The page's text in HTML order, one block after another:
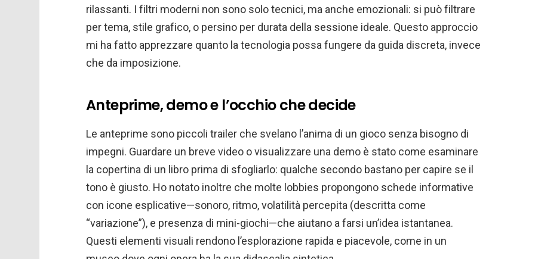
rilassanti. I filtri moderni non sono solo tecnici, ma anche emozionali: si può filtrare
per tema, stile grafico, o persino per durata della sessione ideale. Questo approccio
mi ha fatto apprezzare quanto la tecnologia possa fungere da guida discreta, invece
che da imposizione.
Anteprime, demo e l’occhio che decide
Le anteprime sono piccoli trailer che svelano l’anima di un gioco senza bisogno di
impegni. Guardare un breve video o visualizzare una demo è stato come esaminare
la copertina di un libro prima di sfogliarlo: qualche secondo bastano per capire se il
tono è giusto. Ho notato inoltre che molte lobbies propongono schede informative
con icone esplicative—sonoro, ritmo, volatilità percepita (descritta come
“variazione”), e presenza di mini-giochi—che aiutano a farsi un’idea istantanea.
Questi elementi visuali rendono l’esplorazione rapida e piacevole, come in un